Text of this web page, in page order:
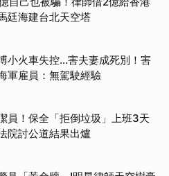
廷海建台北天空塔
小火車失控…害夫妻成死別！害
軍雇員：無駕駛經驗
員！保全「拒倒垃圾」上班3天
討公道結果出爐